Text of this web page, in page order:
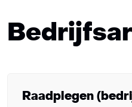
Raadplegen